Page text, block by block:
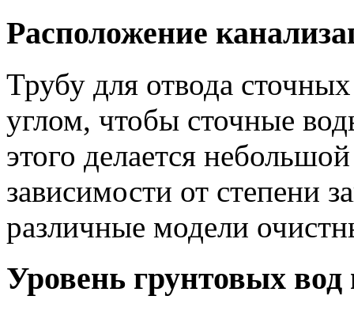
Расположение
Трубу для отвода
углом, чтобы сточные
этого делается
зависимости от степени
различные модели
Уровень грунтовых